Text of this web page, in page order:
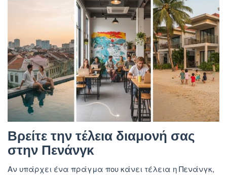
Βρείτε την τέλεια διαμονή σας
στην Πενάνγκ
Αν υπάρχει ένα πράγμα που κάνει τέλεια η Πενάνγκ,